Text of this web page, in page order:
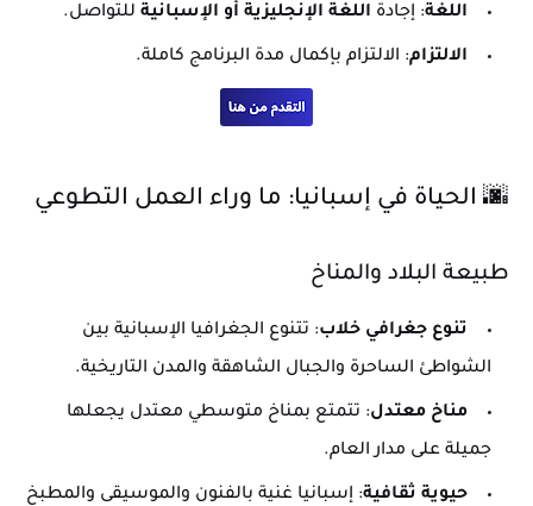
اللغة: إجادة اللغة الإنجليزية أو الإسبانية للتواصل.
الالتزام: الالتزام بإكمال مدة البرنامج كاملة.
🌆 الحياة في إسبانيا: ما وراء العمل التطوعي
طبيعة البلاد والمناخ
تنوع جغرافي خلاب: تتنوع الجغرافيا الإسبانية بين
الشواطئ الساحرة والجبال الشاهقة والمدن التاريخية.
مناخ معتدل: تتمتع بمناخ متوسطي معتدل يجعلها
جميلة على مدار العام.
حيوية ثقافية: إسبانيا غنية بالفنون والموسيقى والمطبخ